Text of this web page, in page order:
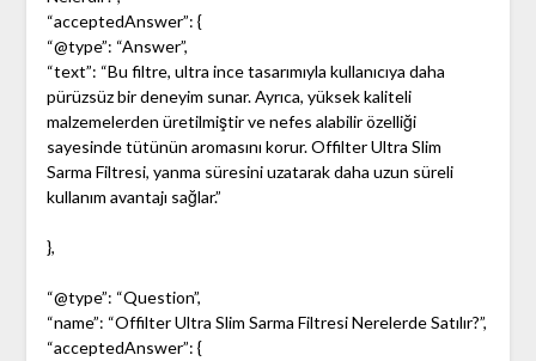
“acceptedAnswer”: {
“@type”: “Answer”,
“text”: “Bu filtre, ultra ince tasarımıyla kullanıcıya daha
pürüzsüz bir deneyim sunar. Ayrıca, yüksek kaliteli
malzemelerden üretilmiştir ve nefes alabilir özelliği
sayesinde tütünün aromasını korur. Offilter Ultra Slim
Sarma Filtresi, yanma süresini uzatarak daha uzun süreli
kullanım avantajı sağlar.”
},
“@type”: “Question”,
“name”: “Offilter Ultra Slim Sarma Filtresi Nerelerde Satılır?”,
“acceptedAnswer”: {